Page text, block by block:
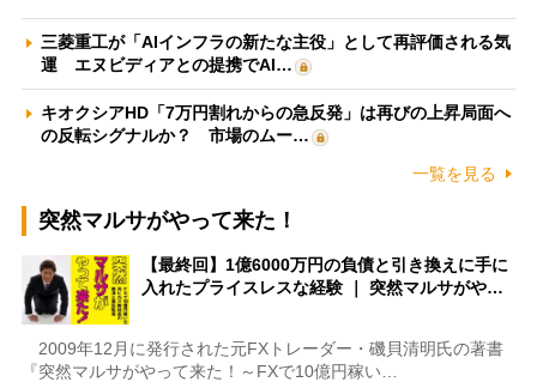
三菱重工が「AIインフラの新たな主役」として再評価される気
運 エヌビディアとの提携でAI…
キオクシアHD「7万円割れからの急反発」は再びの上昇局面へ
の反転シグナルか？ 市場のムー…
一覧を見る
突然マルサがやって来た！
【最終回】1億6000万円の負債と引き換えに手に
入れたプライスレスな経験 ｜ 突然マルサがや…
2009年12月に発行された元FXトレーダー・磯貝清明氏の著書
『突然マルサがやって来た！～FXで10億円稼い…